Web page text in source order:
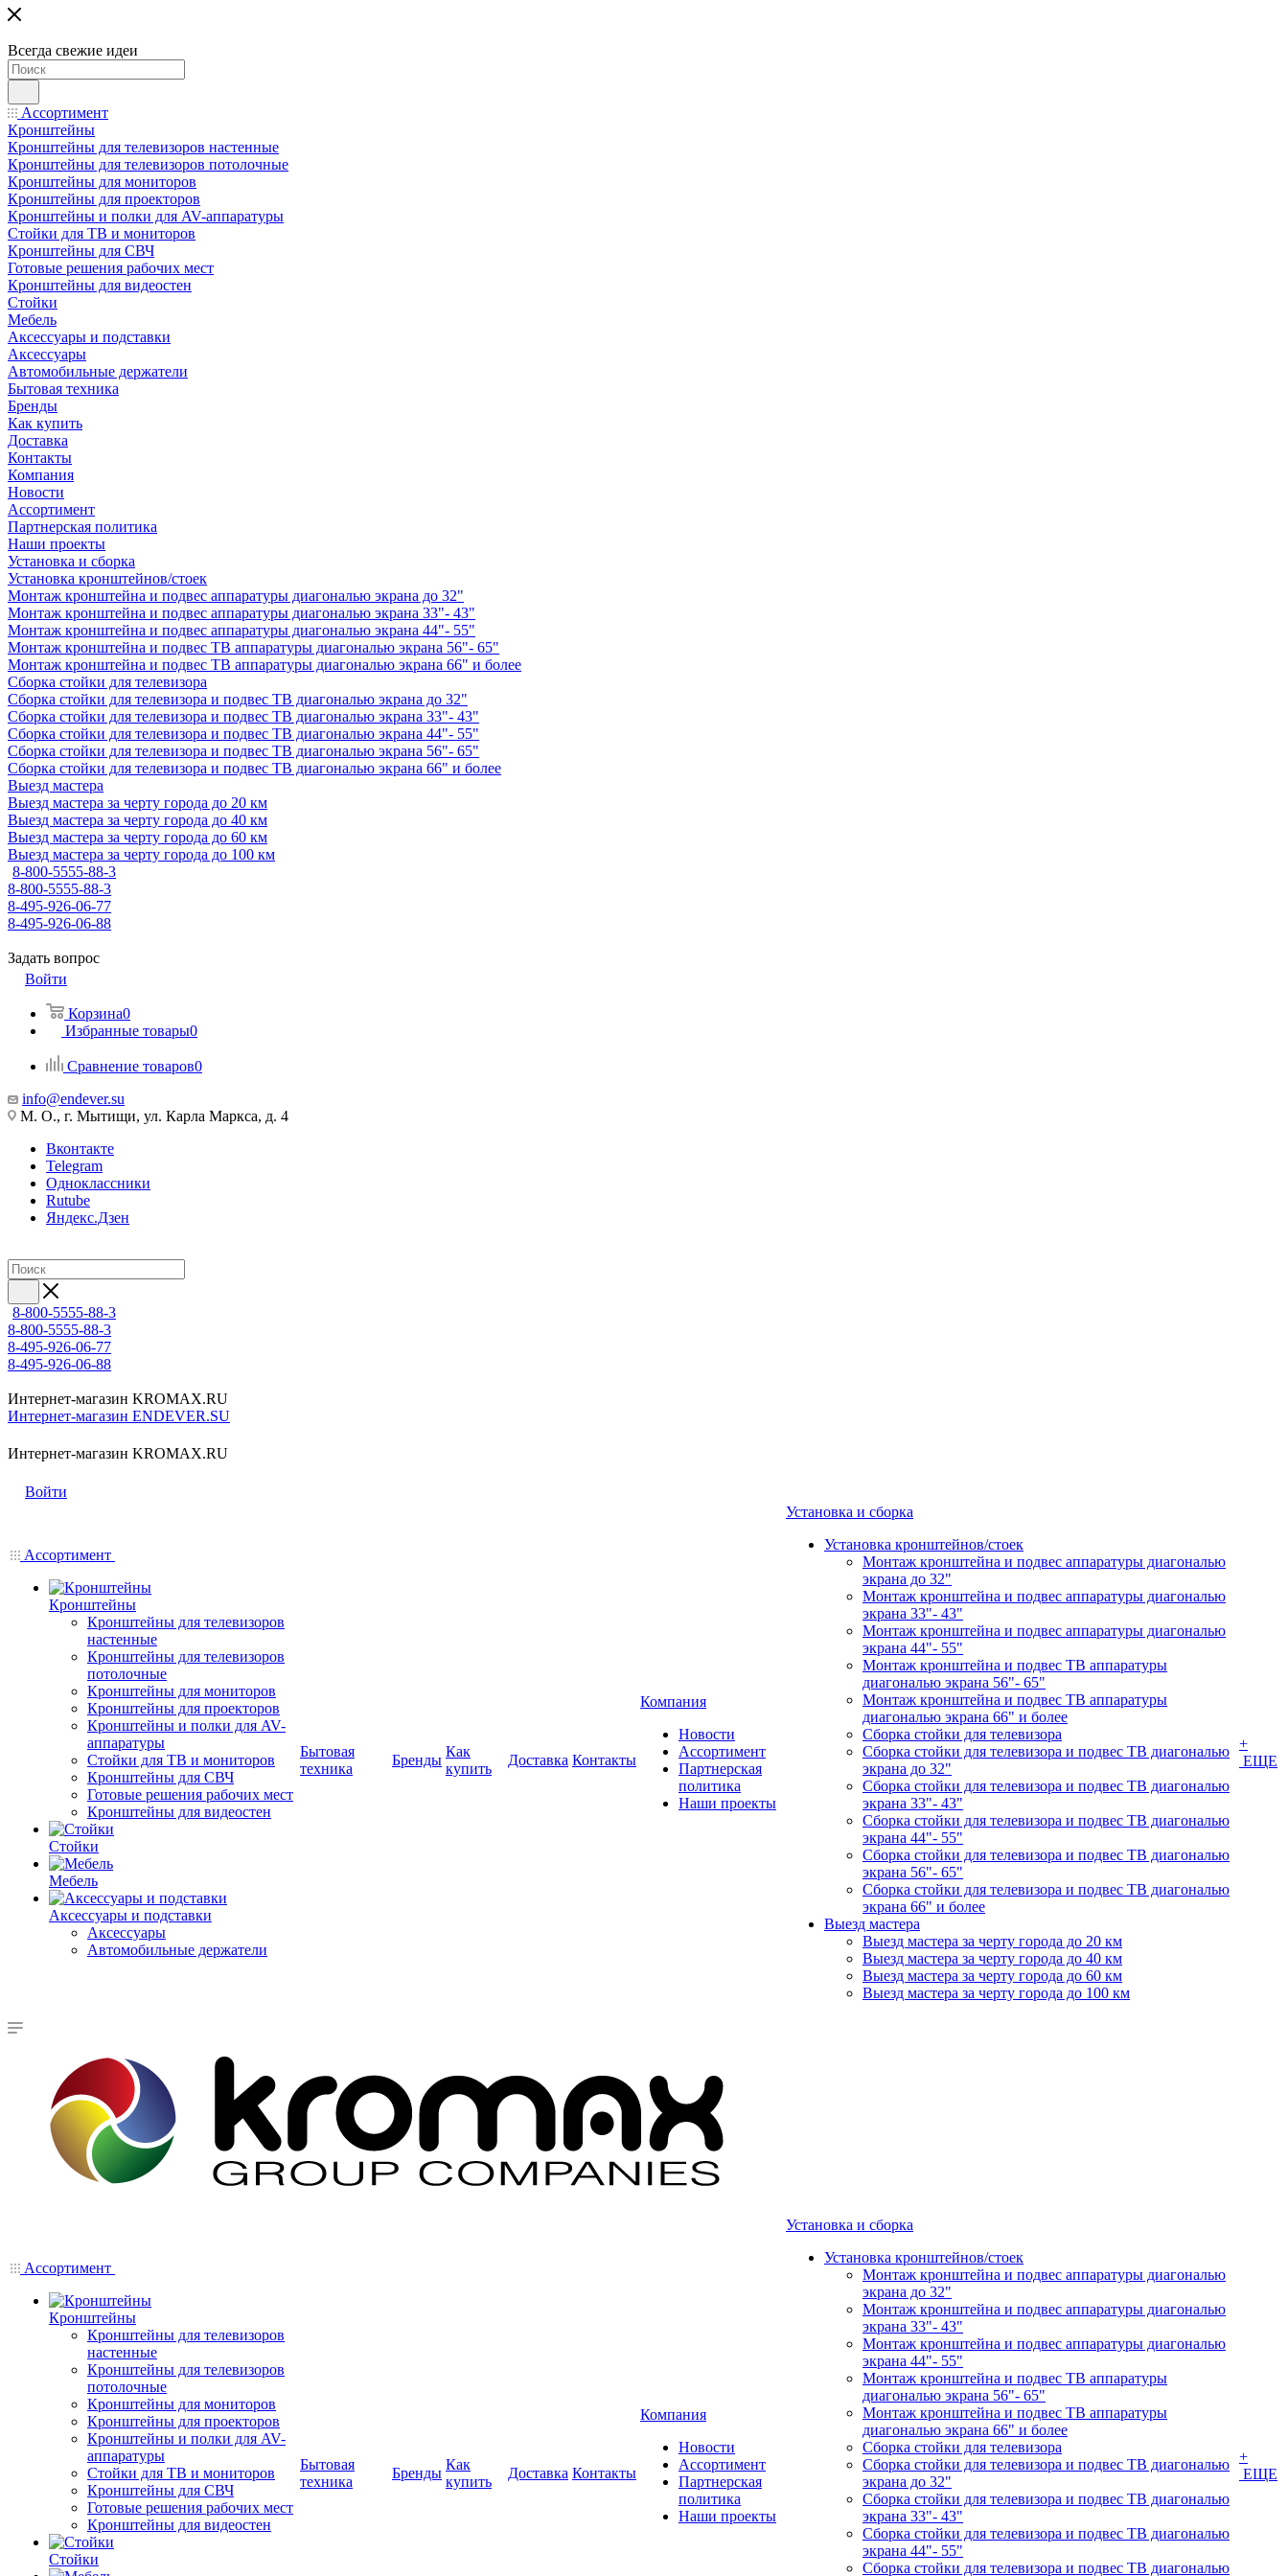
Всегда свежие идеи
Ассортимент
Кронштейны
Кронштейны для телевизоров настенные
Кронштейны для телевизоров потолочные
Кронштейны для мониторов
Кронштейны для проекторов
Кронштейны и полки для AV-аппаратуры
Стойки для ТВ и мониторов
Кронштейны для СВЧ
Готовые решения рабочих мест
Кронштейны для видеостен
Стойки
Мебель
Аксессуары и подставки
Аксессуары
Автомобильные держатели
Бытовая техника
Бренды
Как купить
Доставка
Контакты
Компания
Новости
Ассортимент
Партнерская политика
Наши проекты
Установка и сборка
Установка кронштейнов/стоек
Монтаж кронштейна и подвес аппаратуры диагональю экрана до 32"
Монтаж кронштейна и подвес аппаратуры диагональю экрана 33"- 43"
Монтаж кронштейна и подвес аппаратуры диагональю экрана 44"- 55"
Монтаж кронштейна и подвес ТВ аппаратуры диагональю экрана 56"- 65"
Монтаж кронштейна и подвес ТВ аппаратуры диагональю экрана 66" и более
Сборка стойки для телевизора
Сборка стойки для телевизора и подвес ТВ диагональю экрана до 32"
Сборка стойки для телевизора и подвес ТВ диагональю экрана 33"- 43"
Сборка стойки для телевизора и подвес ТВ диагональю экрана 44"- 55"
Сборка стойки для телевизора и подвес ТВ диагональю экрана 56"- 65"
Сборка стойки для телевизора и подвес ТВ диагональю экрана 66" и более
Выезд мастера
Выезд мастера за черту города до 20 км
Выезд мастера за черту города до 40 км
Выезд мастера за черту города до 60 км
Выезд мастера за черту города до 100 км
8-800-5555-88-3
8-800-5555-88-3
8-495-926-06-77
8-495-926-06-88
Задать вопрос
Войти
Корзина0
Избранные товары0
Сравнение товаров0
info@endever.su
М. О., г. Мытищи, ул. Карла Маркса, д. 4
Вконтакте
Telegram
Одноклассники
Rutube
Яндекс.Дзен
8-800-5555-88-3
8-800-5555-88-3
8-495-926-06-77
8-495-926-06-88
Интернет-магазин KROMAX.RU
Интернет-магазин ENDEVER.SU
Интернет-магазин KROMAX.RU
Войти
Ассортимент
Кронштейны
Кронштейны для телевизоров
настенные
Кронштейны для телевизоров
потолочные
Кронштейны для мониторов
Кронштейны для проекторов
Кронштейны и полки для AV-
аппаратуры
Стойки для ТВ и мониторов
Кронштейны для СВЧ
Готовые решения рабочих мест
Кронштейны для видеостен
Стойки
Мебель
Аксессуары и подставки
Аксессуары
Автомобильные держатели
Бытовая
техника
Бренды
Как
купить
Доставка Контакты
Компания
Новости
Ассортимент
Партнерская
политика
Наши проекты
Установка и сборка
Установка кронштейнов/стоек
Монтаж кронштейна и подвес аппаратуры диагональю
экрана до 32"
Монтаж кронштейна и подвес аппаратуры диагональю
экрана 33"- 43"
Монтаж кронштейна и подвес аппаратуры диагональю
экрана 44"- 55"
Монтаж кронштейна и подвес ТВ аппаратуры
диагональю экрана 56"- 65"
Монтаж кронштейна и подвес ТВ аппаратуры
диагональю экрана 66" и более
Сборка стойки для телевизора
Сборка стойки для телевизора и подвес ТВ диагональю
экрана до 32"
Сборка стойки для телевизора и подвес ТВ диагональю
экрана 33"- 43"
Сборка стойки для телевизора и подвес ТВ диагональю
экрана 44"- 55"
Сборка стойки для телевизора и подвес ТВ диагональю
экрана 56"- 65"
Сборка стойки для телевизора и подвес ТВ диагональю
экрана 66" и более
Выезд мастера
Выезд мастера за черту города до 20 км
Выезд мастера за черту города до 40 км
Выезд мастера за черту города до 60 км
Выезд мастера за черту города до 100 км
+
ЕЩЕ
Ассортимент
Кронштейны
Кронштейны для телевизоров
настенные
Кронштейны для телевизоров
потолочные
Кронштейны для мониторов
Кронштейны для проекторов
Кронштейны и полки для AV-
аппаратуры
Стойки для ТВ и мониторов
Кронштейны для СВЧ
Готовые решения рабочих мест
Кронштейны для видеостен
Стойки
Бытовая
техника
Бренды
Как
купить
Доставка Контакты
Компания
Новости
Ассортимент
Партнерская
политика
Наши проекты
Установка и сборка
Установка кронштейнов/стоек
Монтаж кронштейна и подвес аппаратуры диагональю
экрана до 32"
Монтаж кронштейна и подвес аппаратуры диагональю
экрана 33"- 43"
Монтаж кронштейна и подвес аппаратуры диагональю
экрана 44"- 55"
Монтаж кронштейна и подвес ТВ аппаратуры
диагональю экрана 56"- 65"
Монтаж кронштейна и подвес ТВ аппаратуры
диагональю экрана 66" и более
Сборка стойки для телевизора
Сборка стойки для телевизора и подвес ТВ диагональю
экрана до 32"
Сборка стойки для телевизора и подвес ТВ диагональю
экрана 33"- 43"
Сборка стойки для телевизора и подвес ТВ диагональю
экрана 44"- 55"
Сборка стойки для телевизора и подвес ТВ диагональю
+
ЕЩЕ